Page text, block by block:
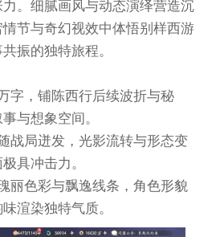
。细腻画风与动态演绎营造沉
节与奇幻视效中体悟别样西游
振的独特旅程。
字，铺陈西行后续波折与秘
与想象空间。
战局迸发，光影流转与形态变
具冲击力。
丽色彩与飘逸线条，角色形貌
渲染独特气质。